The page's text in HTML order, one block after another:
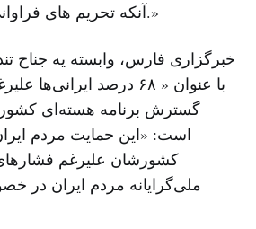
آنکه تحریم های فراوانی اعمال شده است.»
خبرگزاری فارس، وابسته یه جناح
با عنوان « ۶۸ درصد
گسترش برنامه‌ هسته‌ای
است: «این حمایت مردم
کشورشان علیرغم
ملی‌گرایانه مردم ایران در